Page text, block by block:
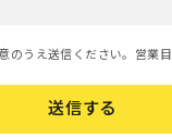
のうえ送信ください。営業
送信する